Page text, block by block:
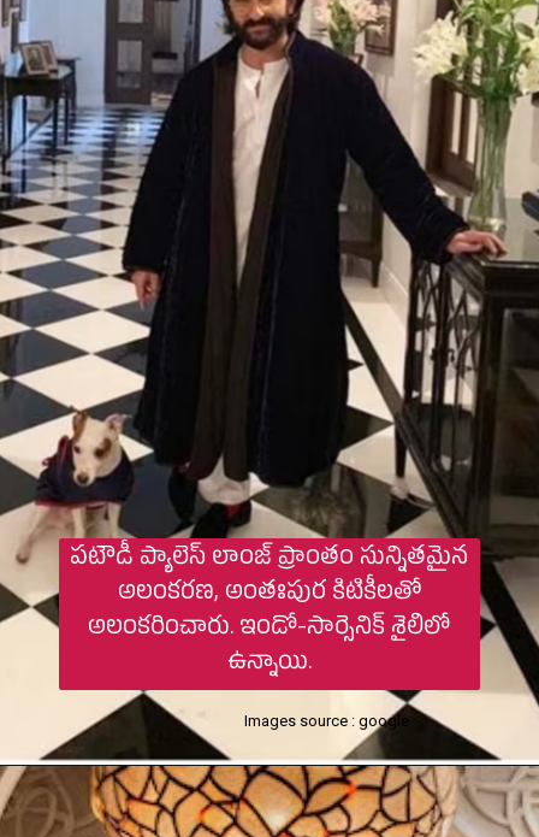
పటౌడీ ప్యాలెస్ లాంజ్ ప్రాంతం సున్నితమైన
అలంకరణ, అంతఃపుర కిటికీలతో
అలంకరించారు. ఇండో-సార్సెనిక్ శైలిలో
ఉన్నాయి.
Images source : google